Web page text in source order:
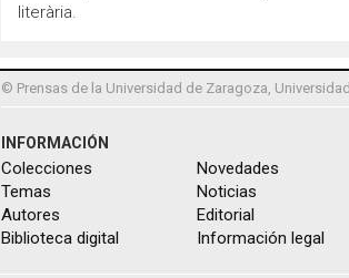
literària.
© Prensas de la Universidad de Zaragoza,
INFORMACIÓN
Colecciones
Temas
Autores
Biblioteca digital
Novedades
Noticias
Editorial
Información legal